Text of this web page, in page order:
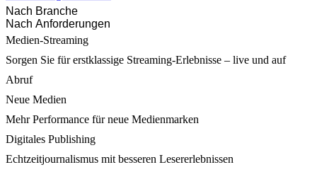
Nach Branche
Nach Anforderungen
Medien-Streaming
Sorgen Sie für erstklassige Streaming-Erlebnisse – live und auf
Abruf
Neue Medien
Mehr Performance für neue Medienmarken
Digitales Publishing
Echtzeitjournalismus mit besseren Lesererlebnissen